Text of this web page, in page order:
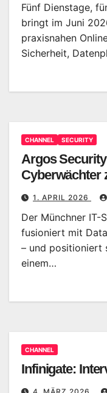
Fünf Dienstage,
bringt im Juni
praxisnahen
Sicherheit,
CHANNEL SECURITY
Argos
Cyberwächter
1. APRIL 2026
Der Münchner IT-
fusioniert mit
– und positioniert
einem…
CHANNEL
Infinigate: